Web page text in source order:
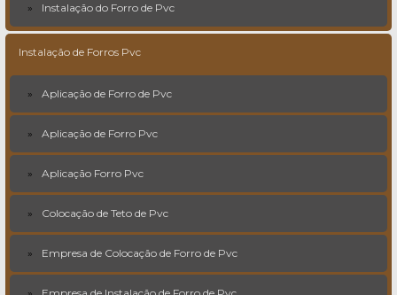
Instalação do Forro de Pvc
Instalação de Forros Pvc
Aplicação de Forro de Pvc
Aplicação de Forro Pvc
Aplicação Forro Pvc
Colocação de Teto de Pvc
Empresa de Colocação de Forro de Pvc